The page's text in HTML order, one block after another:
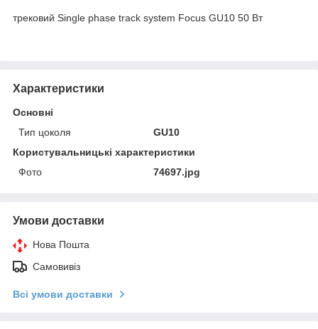
трековий Single phase track system Focus GU10 50 Вт
Характеристики
Основні
Тип цоколя
GU10
Користувальницькі характеристики
Фото
74697.jpg
Умови доставки
Нова Пошта
Самовивіз
Всі умови доставки